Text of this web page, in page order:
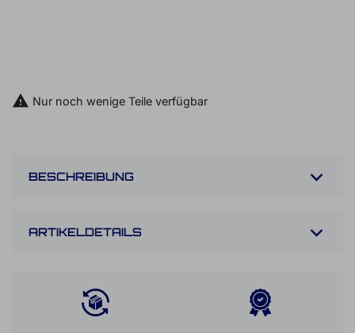
 Nur noch wenige Teile verfügbar
BESCHREIBUNG
ARTIKELDETAILS